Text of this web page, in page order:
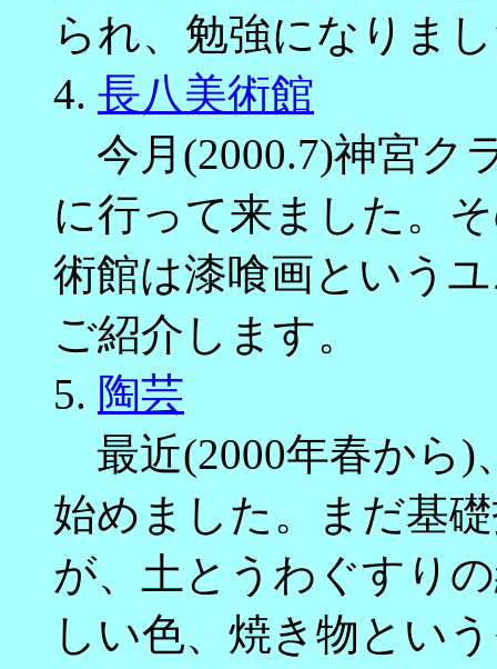
られ、勉強になりま
4. 長八美術館
今月(2000.7)神宮ク
に行って来ました。
術館は漆喰画という
ご紹介します。
5. 陶芸
最近(2000年春から)
始めました。まだ基
が、土とうわぐすり
しい色、焼き物とい